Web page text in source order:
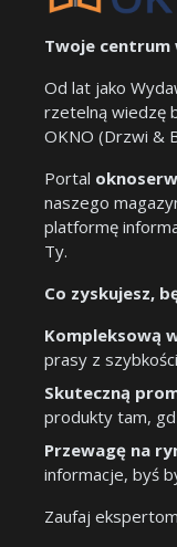
Twoje
Od lat jako
rzetelną wiedzę
OKNO (Drzwi &
Portal
naszego
platformę
Ty.
Co zyskujesz,
Kompleksową
prasy z
Skuteczną
produkty tam,
Przewagę na
informacje, byś
Zaufaj